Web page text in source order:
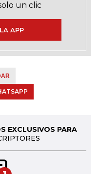
un clic
APP
EXCLUSIVOS PARA